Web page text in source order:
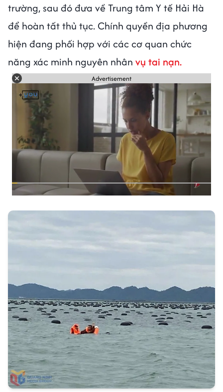
trường, sau đó đưa về Trung tâm Y tế Hải Hà
để hoàn tất thủ tục. Chính quyền địa phương
hiện đang phối hợp với các cơ quan chức
năng xác minh nguyên nhân vụ tai nạn.
Advertisement